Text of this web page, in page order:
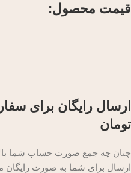
قیمت محصول:​
ارسال رایگان برای
تومان
چنان چه جمع صورت حساب شما
ارسال برای شما به صورت رایگان